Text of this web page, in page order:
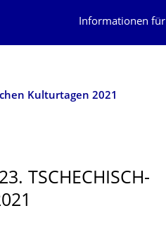
Informationen für
Kulturtagen 2021
TSCHECHISCH-